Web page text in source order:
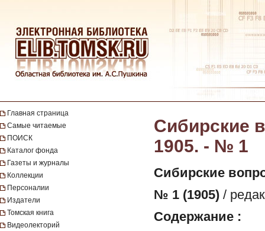
Главная страница
Самые читаемые
ПОИСК
Каталог фонда
Газеты и журналы
Коллекции
Персоналии
Издатели
Томская книга
Видеолекторий
Сибирские
1905. - № 1
Сибирские
№ 1 (1905) /
Содержание :